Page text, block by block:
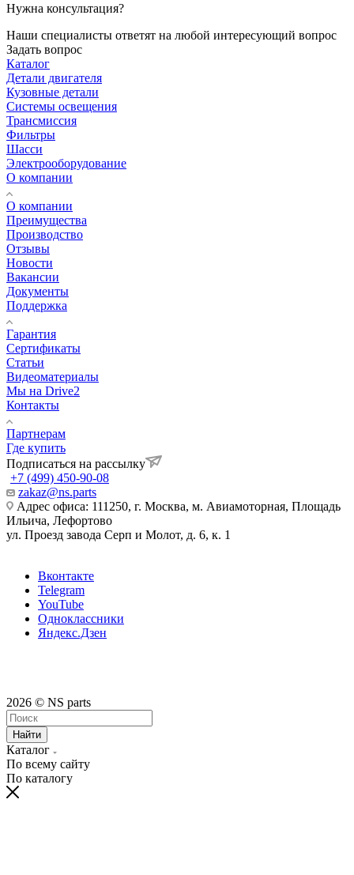
Нужна консультация?
Наши специалисты ответят на любой интересующий вопрос
Задать вопрос
Каталог
Детали двигателя
Кузовные детали
Системы освещения
Трансмиссия
Фильтры
Шасси
Электрооборудование
О компании
О компании
Преимущества
Производство
Отзывы
Новости
Вакансии
Документы
Поддержка
Гарантия
Сертификаты
Статьи
Видеоматериалы
Мы на Drive2
Контакты
Партнерам
Где купить
Подписаться на рассылку
+7 (499) 450-90-08
zakaz@ns.parts
Адрес офиса: 111250, г. Москва, м. Авиамоторная, Площадь
Ильича, Лефортово
ул. Проезд завода Серп и Молот, д. 6, к. 1
Вконтакте
Telegram
YouTube
Одноклассники
Яндекс.Дзен
2026 © NS parts
Найти
Каталог
По всему сайту
По каталогу